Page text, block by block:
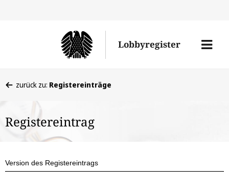
Lobbyregister
Menü
befinden
hier:
zurück zu: Registereinträge
Registereintrag
Version des Registereintrags